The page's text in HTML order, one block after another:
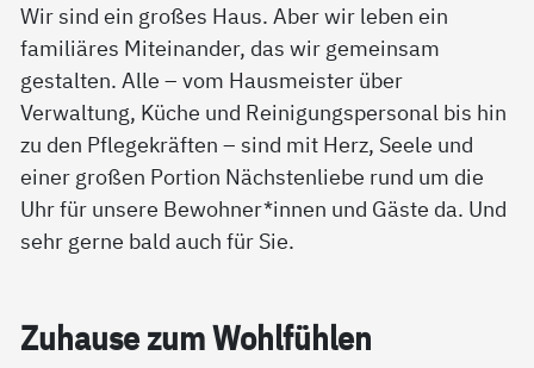
Wir sind ein großes Haus. Aber wir leben ein
familiäres Miteinander, das wir gemeinsam
gestalten. Alle – vom Hausmeister über
Verwaltung, Küche und Reinigungspersonal bis hin
zu den Pflegekräften – sind mit Herz, Seele und
einer großen Portion Nächstenliebe rund um die
Uhr für unsere Bewohner*innen und Gäste da. Und
sehr gerne bald auch für Sie.
Zu­hau­se zum Wohl­füh­len